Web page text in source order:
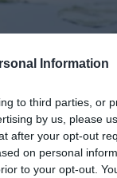
Information
to third parties, or
by us, please
after your opt-out
on personal
to your opt-out.